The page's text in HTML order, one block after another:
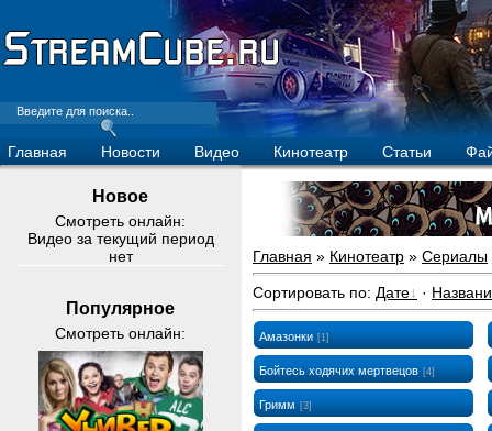
Главная Новости Видео Кинотеатр Статьи
Новое
Смотреть онлайн:
Видео за текущий период
нет
Популярное
Смотреть онлайн:
Главная » Кинотеатр » Сериалы
Сортировать по: Дате ·
Амазонки [1]
Бойтесь ходячих мертвецов [4]
Гримм [3]